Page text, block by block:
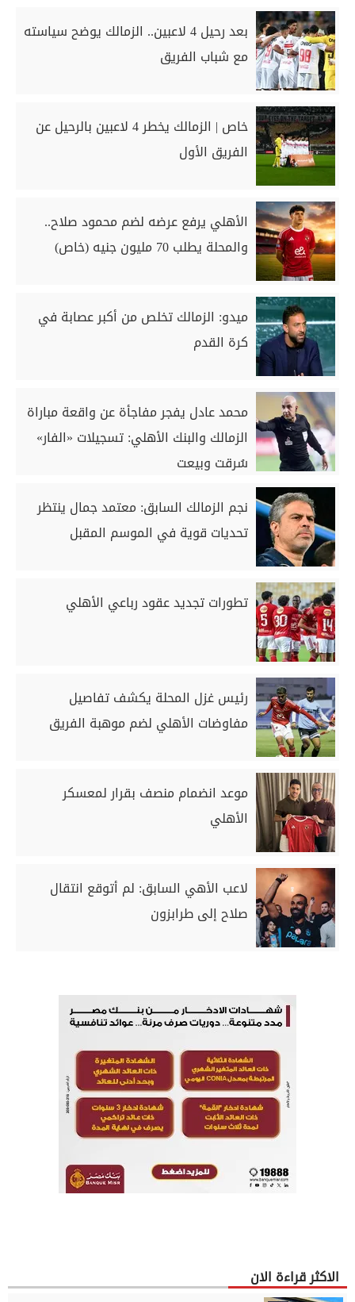
بعد رحيل 4 لاعبين.. الزمالك يوضح سياسته
مع شباب الفريق
خاص | الزمالك يخطر 4 لاعبين بالرحيل عن
الفريق الأول
الأهلي يرفع عرضه لضم محمود صلاح..
والمحلة يطلب 70 مليون جنيه (خاص)
ميدو: الزمالك تخلص من أكبر عصابة في
كرة القدم
محمد عادل يفجر مفاجأة عن واقعة مباراة
الزمالك والبنك الأهلي: تسجيلات «الفار»
سُرقت وبيعت
نجم الزمالك السابق: معتمد جمال ينتظر
تحديات قوية في الموسم المقبل
تطورات تجديد عقود رباعي الأهلي
رئيس غزل المحلة يكشف تفاصيل
مفاوضات الأهلي لضم موهبة الفريق
موعد انضمام منصف بقرار لمعسكر
الأهلي
لاعب الأهي السابق: لم أتوقع انتقال
صلاح إلى طرابزون
الاكثر قراءة الان